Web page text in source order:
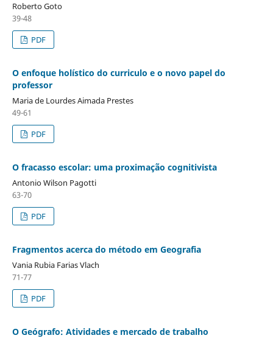
Roberto Goto
39-48
PDF
O enfoque holístico do curriculo e o novo papel do
professor
Maria de Lourdes Aimada Prestes
49-61
PDF
O fracasso escolar: uma proximação cognitivista
Antonio Wilson Pagotti
63-70
PDF
Fragmentos acerca do método em Geografia
Vania Rubia Farias Vlach
71-77
PDF
O Geógrafo: Atividades e mercado de trabalho